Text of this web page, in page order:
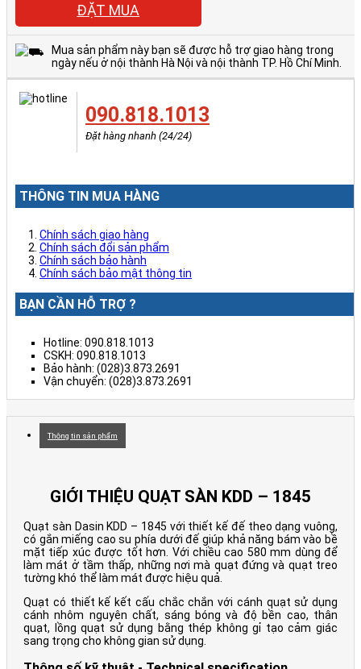
ĐẶT MUA
Mua sản phẩm này bạn sẽ được hỗ trợ giao hàng trong
ngày nếu ở nội thành Hà Nội và nội thành TP. Hồ Chí Minh.
090.818.1013
Đặt hàng nhanh (24/24)
THÔNG TIN MUA HÀNG
Chính sách giao hàng
Chính sách đổi sản phẩm
Chính sách bảo hành
Chính sách bảo mật thông tin
BẠN CẦN HỖ TRỢ ?
Hotline: 090.818.1013
CSKH: 090.818.1013
Bảo hành: (028)3.873.2691
Vận chuyển: (028)3.873.2691
Thông tin sản phẩm
GIỚI THIỆU QUẠT SÀN KDD – 1845
Quạt sàn Dasin KDD – 1845 với thiết kế đế theo dạng vuông,
có gắn miếng cao su phía dưới đế giúp khả năng bám vào bề
mặt tiếp xúc được tốt hơn. Với chiều cao 580 mm dùng để
làm mát ở tầm thấp, những nơi mà quạt đứng và quạt treo
tường khó thể làm mát được hiệu quả.
Quạt có thiết kế kết cấu chắc chắn với cánh quạt sử dụng
cánh nhôm nguyên chất, sáng bóng và độ bền cao, thân
quạt, lồng quạt sử dụng bằng thép không gỉ tạo cảm giác
sang trọng cho không gian sử dụng.